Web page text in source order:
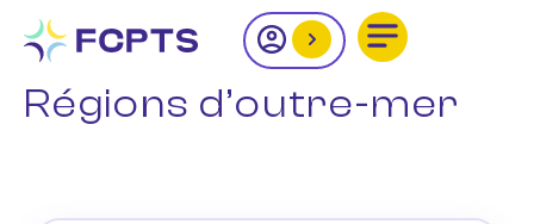
Régions d’outre-mer